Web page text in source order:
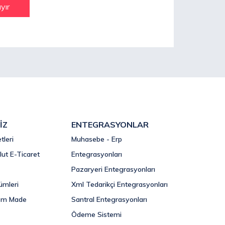
E-Ticaret
Made
ENTEGRASYONLAR
Muhasebe - Erp
Entegrasyonları
Pazaryeri Entegrasyonları
Xml Tedarikçi Entegrasyonları
Santral Entegrasyonları
Ödeme Sistemi